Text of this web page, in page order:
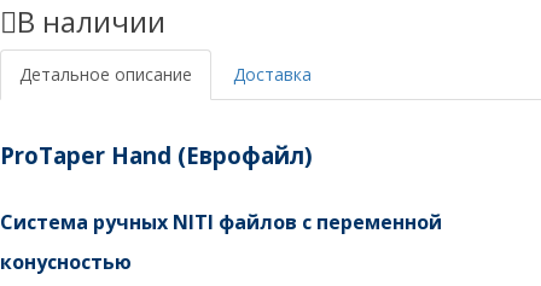
21ММ
F4
(6ШТ)
В наличии
Детальное описание Доставка
ProTaper Hand (Еврофайл)
Система ручных NITI файлов с переменной
конусностью